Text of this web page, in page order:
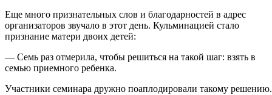
Еще много признательных слов и благодарностей в адрес
организаторов звучало в этот день. Кульминацией стало
признание матери двоих детей:
— Семь раз отмерила, чтобы решиться на такой шаг: взять в
семью приемного ребенка.
Участники семинара дружно поаплодировали такому решению.